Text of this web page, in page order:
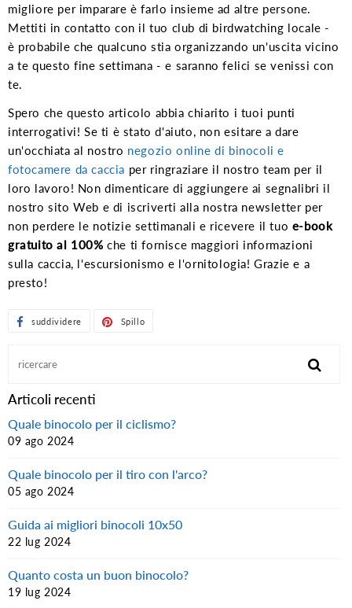
migliore per imparare è farlo insieme ad altre persone.
Mettiti in contatto con il tuo club di birdwatching locale -
è probabile che qualcuno stia organizzando un'uscita vicino
a te questo fine settimana - e saranno felici se venissi con
te.
Spero che questo articolo abbia chiarito i tuoi punti
interrogativi! Se ti è stato d'aiuto, non esitare a dare
un'occhiata al nostro negozio online di binocoli e
fotocamere da caccia per ringraziare il nostro team per il
loro lavoro! Non dimenticare di aggiungere ai segnalibri il
nostro sito Web e di iscriverti alla nostra newsletter per
non perdere le notizie settimanali e ricevere il tuo e-book
gratuito al 100% che ti fornisce maggiori informazioni
sulla caccia, l'escursionismo e l'ornitologia! Grazie e a
presto!
suddividere CondividiSpillo
Articoli recenti
Quale binocolo per il ciclismo?
09 ago 2024
Quale binocolo per il tiro con l'arco?
05 ago 2024
Guida ai migliori binocoli 10x50
22 lug 2024
Quanto costa un buon binocolo?
19 lug 2024